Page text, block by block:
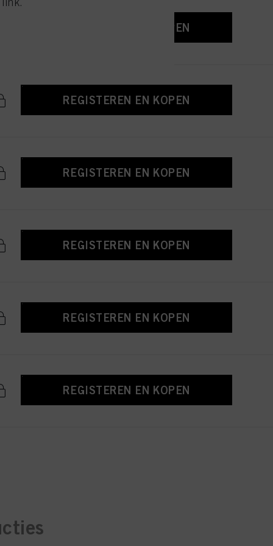
REGISTEREN EN KOPEN
REGISTEREN EN KOPEN
REGISTEREN EN KOPEN
REGISTEREN EN KOPEN
REGISTEREN EN KOPEN
REGISTEREN EN KOPEN